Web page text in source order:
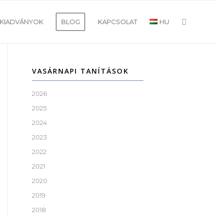
KIADVÁNYOK BLOG KAPCSOLAT HU
VASÁRNAPI TANÍTÁSOK
2026
2025
2024
2023
2022
2021
2020
2019
2018